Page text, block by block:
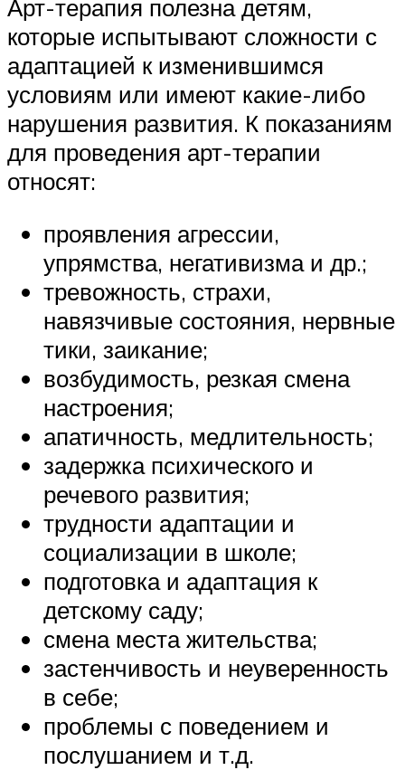
Арт-терапия полезна детям,
которые испытывают сложности с
адаптацией к изменившимся
условиям или имеют какие-либо
нарушения развития. К показаниям
для проведения арт-терапии
относят:
проявления агрессии,
упрямства, негативизма и др.;
тревожность, страхи,
навязчивые состояния, нервные
тики, заикание;
возбудимость, резкая смена
настроения;
апатичность, медлительность;
задержка психического и
речевого развития;
трудности адаптации и
социализации в школе;
подготовка и адаптация к
детскому саду;
смена места жительства;
застенчивость и неуверенность
в себе;
проблемы с поведением и
послушанием и т.д.